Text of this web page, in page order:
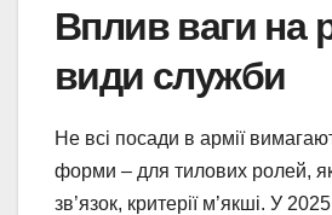
Вплив ваги на
види служби
Не всі посади в армії
форми – для тилових ролей, як
зв’язок, критерії м’якші. У